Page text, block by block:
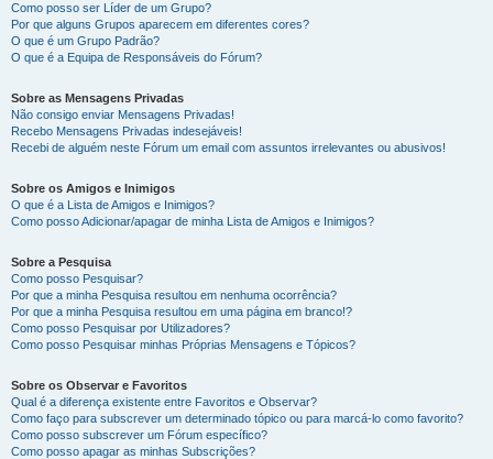
Como posso ser Líder de um Grupo?
Por que alguns Grupos aparecem em diferentes cores?
O que é um Grupo Padrão?
O que é a Equipa de Responsáveis do Fórum?
Sobre as Mensagens Privadas
Não consigo enviar Mensagens Privadas!
Recebo Mensagens Privadas indesejáveis!
Recebi de alguém neste Fórum um email com assuntos irrelevantes ou abusivos!
Sobre os Amigos e Inimigos
O que é a Lista de Amigos e Inimigos?
Como posso Adicionar/apagar de minha Lista de Amigos e Inimigos?
Sobre a Pesquisa
Como posso Pesquisar?
Por que a minha Pesquisa resultou em nenhuma ocorrência?
Por que a minha Pesquisa resultou em uma página em branco!?
Como posso Pesquisar por Utilizadores?
Como posso Pesquisar minhas Próprias Mensagens e Tópicos?
Sobre os Observar e Favoritos
Qual é a diferença existente entre Favoritos e Observar?
Como faço para subscrever um determinado tópico ou para marcá-lo como favorito?
Como posso subscrever um Fórum específico?
Como posso apagar as minhas Subscrições?